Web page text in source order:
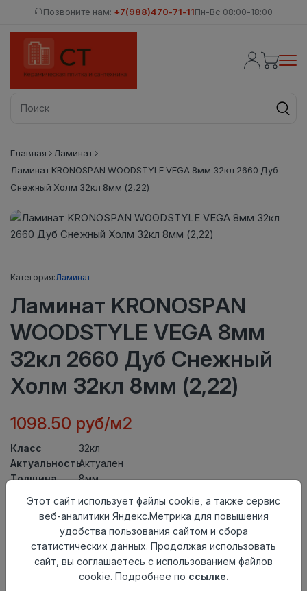
Позвоните нам: +7(988)470-71-11Пн-Вс 08:00-18:00
Главная
Ламинат
Ламинат KRONOSPAN WOODSTYLE VEGA 8мм 32кл 2660 Дуб
Снежный Холм 32кл 8мм (2,22)
Категория:Ламинат
Ламинат KRONOSPAN
WOODSTYLE VEGA 8мм
32кл 2660 Дуб Снежный
Холм 32кл 8мм (2,22)
1098.50 руб/м2
Класс
32кл
АктуальностьАктуален
Толщина
8мм
доски
1285×192мм
Теплый пол
до +27 градусов
Без фаски
Замок
Twin Click
Страна
происхождения
Беларусь
Этот сайт использует файлы cookie, а также сервис
веб-аналитики Яндекс.Метрика для повышения
удобства пользования сайтом и сбора
статистических данных. Продолжая использовать
сайт, вы соглашаетесь с использованием файлов
cookie. Подробнее по ссылке.